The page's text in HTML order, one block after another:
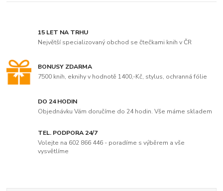
15 LET NA TRHU
Největší specializovaný obchod se čtečkami knih v ČR
BONUSY ZDARMA
7500 knih, eknihy v hodnotě 1400,-Kč, stylus, ochranná fólie
DO 24 HODIN
Objednávku Vám doručíme do 24 hodin. Vše máme skladem
TEL. PODPORA 24/7
Volejte na 602 866 446 - poradíme s výběrem a vše
vysvětlíme